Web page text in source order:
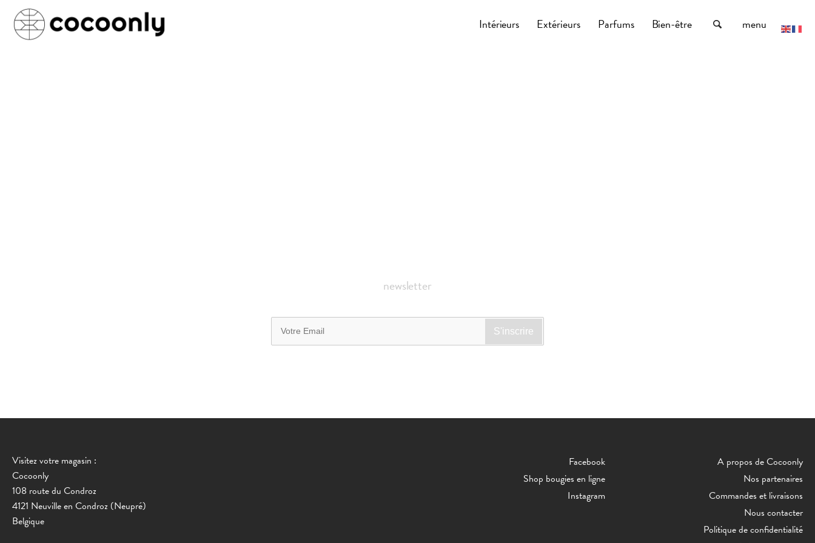
Intérieurs Extérieurs Parfums Bien-être menu
newsletter
Visitez votre magasin :
Cocoonly
108 route du Condroz
4121 Neuville en Condroz (Neupré)
Belgique
Facebook
Shop bougies en ligne
Instagram
A propos de Cocoonly
Nos partenaires
Commandes et livraisons
Nous contacter
Politique de confidentialité